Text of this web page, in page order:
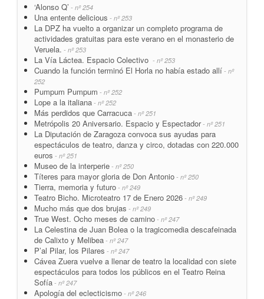
‘Alonso Q’ - nº 254
Una entente delicious - nº 253
La DPZ ha vuelto a organizar un completo programa de
actividades gratuitas para este verano en el monasterio de
Veruela. - nº 253
La Vía Láctea. Espacio Colectivo - nº 253
Cuando la función terminó El Horla no había estado allí - nº
252
Pumpum Pumpum - nº 252
Lope a la italiana - nº 252
Más perdidos que Carracuca - nº 251
Metrópolis 20 Aniversario. Espacio y Espectador- nº 251
La Diputación de Zaragoza convoca sus ayudas para
espectáculos de teatro, danza y circo, dotadas con 220.000
euros - nº 251
Museo de la interperie - nº 250
Títeres para mayor gloria de Don Antonio - nº 250
Tierra, memoria y futuro - nº 249
Teatro Bicho. Microteatro 17 de Enero 2026 - nº 249
Mucho más que dos brujas - nº 249
True West. Ocho meses de camino - nº 247
La Celestina de Juan Bolea o la tragicomedia descafeinada
de Calixto y Melibea - nº 247
P’al Pilar, los Pilares - nº 247
Cávea Zuera vuelve a llenar de teatro la localidad con siete
espectáculos para todos los públicos en el Teatro Reina
Sofía - nº 247
Apología del eclecticismo - nº 246